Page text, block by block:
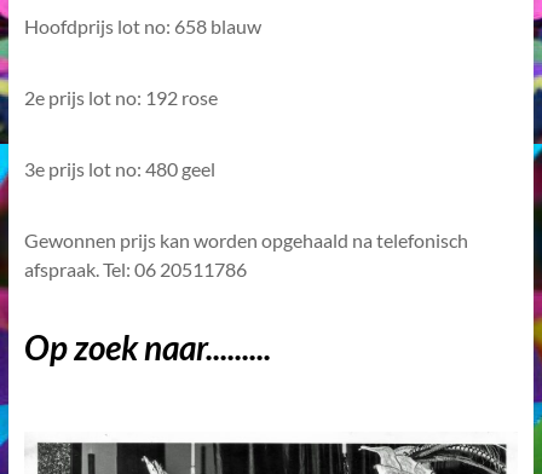
Hoofdprijs lot no: 658 blauw
2e prijs lot no: 192 rose
3e prijs lot no: 480 geel
Gewonnen prijs kan worden opgehaald na telefonisch
afspraak. Tel: 06 20511786
Op zoek naar.........